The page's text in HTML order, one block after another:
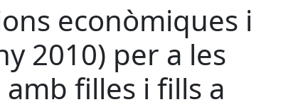
econòmiques i
2010) per a les
filles i fills a